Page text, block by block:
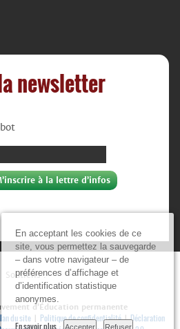
En acceptant les cookies de ce
site, vous permettez la sauvegarde
– dans votre navigateur – de
préférences d’affichage et
d’identification statistique
anonymes.
En savoir plus Accepter Refuser
newsletter
Soutiens :
d’Éducation permanente
du site| Politique de confidentialité|Déclaration